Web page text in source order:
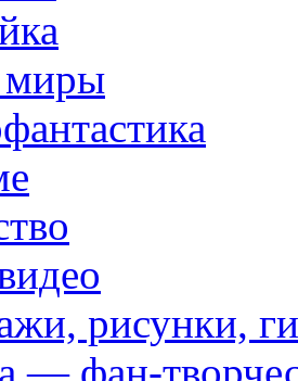
миры
рисунки,
— фан-